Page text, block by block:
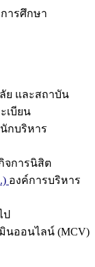
ารศึกษา
ย และสถาบัน
เบียน
กบริหาร
จการนิสิต
องค์การบริหาร
ป
นออนไลน์ (MCV)